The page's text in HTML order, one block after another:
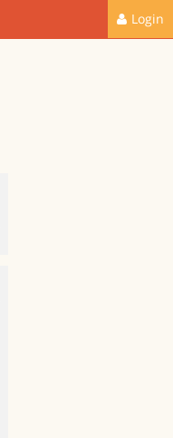
Login